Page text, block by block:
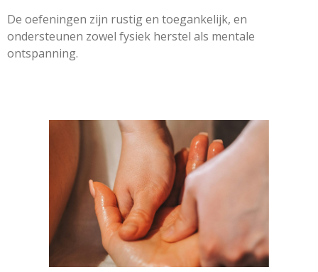
De oefeningen zijn rustig en toegankelijk, en
ondersteunen zowel fysiek herstel als mentale
ontspanning.